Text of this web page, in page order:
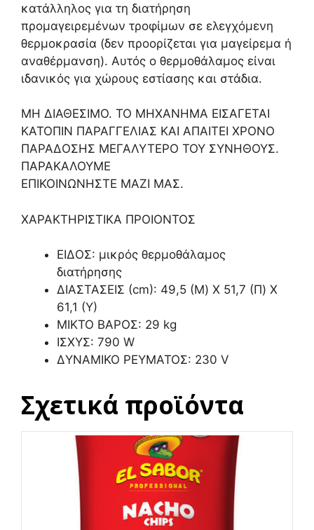
κατάλληλος για τη διατήρηση
προμαγειρεμένων τροφίμων σε ελεγχόμενη
θερμοκρασία (δεν προορίζεται για μαγείρεμα ή
αναθέρμανση). Αυτός ο θερμοθάλαμος είναι
ιδανικός για χώρους εστίασης και στάδια.
ΜΗ ΔΙΑΘΕΣΙΜΟ. ΤΟ ΜΗΧΑΝΗΜΑ ΕΙΣΑΓΕΤΑΙ
ΚΑΤΟΠΙΝ ΠΑΡΑΓΓΕΛΙΑΣ ΚΑΙ ΑΠΑΙΤΕΙ ΧΡΟΝΟ
ΠΑΡΑΔΟΣΗΣ ΜΕΓΑΛΥΤΕΡΟ ΤΟΥ ΣΥΝΗΘΟΥΣ.
ΠΑΡΑΚΑΛΟΥΜΕ
ΕΠΙΚΟΙΝΩΝΗΣΤΕ ΜΑΖΙ ΜΑΣ.
ΧΑΡΑΚΤΗΡΙΣΤΙΚΑ ΠΡΟΙΟΝΤΟΣ
ΕΙΔΟΣ: μικρός θερμοθάλαμος
διατήρησης
ΔΙΑΣΤΑΣΕΙΣ (cm): 49,5 (M) X 51,7 (Π) Χ
61,1 (Υ)
ΜΙΚΤΟ ΒΑΡΟΣ: 29 kg
ΙΣΧΥΣ: 790 W
ΔΥΝΑΜΙΚΟ ΡΕΥΜΑΤΟΣ: 230 V
Σχετικά προϊόντα